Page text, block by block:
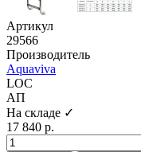
Артикул
29566
Производитель
Aquaviva
LOC
АП
На складе ✓
17 840 р.